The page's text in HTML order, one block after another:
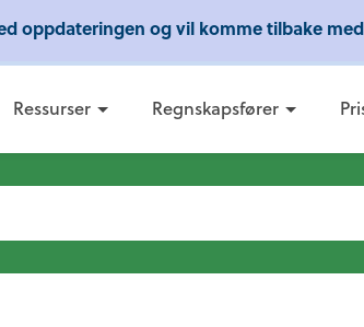
- Lær om regnskap, skatt og
Ressurser Regnskapsfører
oppdateringen og vil komme tilbake